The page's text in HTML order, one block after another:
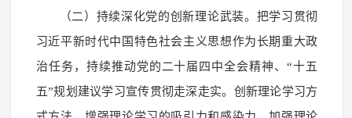
（二）持续深化党的创新理论武装。把学习贯彻
习近平新时代中国特色社会主义思想作为长期重大政
治任务，持续推动党的二十届四中全会精神、“十五
五”规划建议学习宣传贯彻走深走实。创新理论学习方